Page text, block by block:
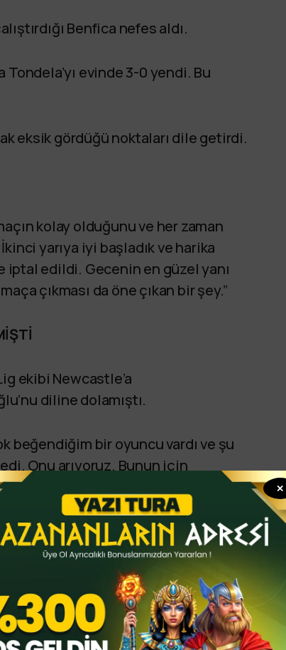
✕
Benfica nefes aldı.
evinde 3-0 yendi. Bu
eksik gördüğü noktaları dile getirdi.
kolay olduğunu ve her zaman
yarıya iyi başladık ve harika
edildi. Gecenin en güzel yanı
çıkması da öne çıkan bir şey.”
ekibi Newcastle’a
diline dolamıştı.
beğendiğim bir oyuncu vardı ve şu
Onu arıyoruz. Bunun için
5 katını teklif etti, bu